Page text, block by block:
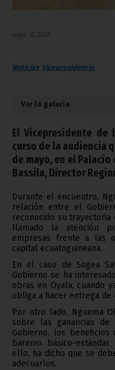
mayo 12, 2026
Noticias Vicepresidencia
Ver la galería
El Vicepresidente
curso de la audiencia
de mayo, en el
Bassila, Director
Durante el encuentro,
relación entre el
reconocido su trayectoria
llamado la atención
empresas frente a las
capital ecuatoguineana.
En el caso de Sogea
Gobierno se ha
obras en Oyala, cuando
obliga a hacer entrega de
Por otro lado, Nguema
sobre las ganancias
Gobierno, los
baremo básico-
ello, ha dicho que se
adecuarlos.